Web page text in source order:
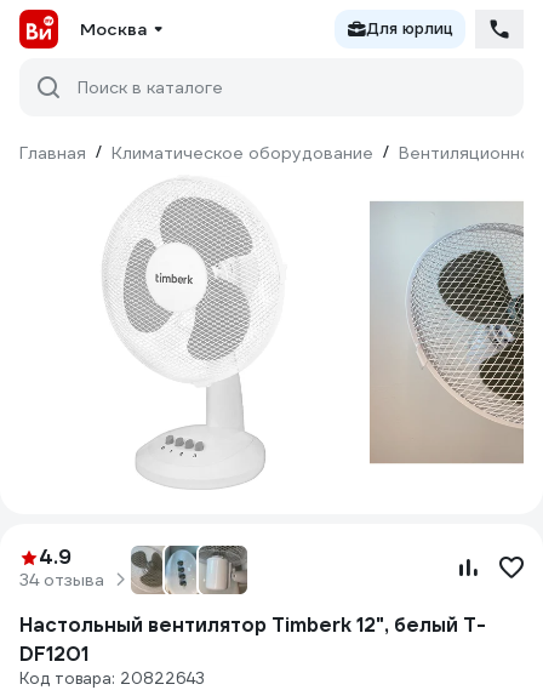
Москва Для юрлиц
Поиск в каталоге
Главная / Климатическое оборудование /
4.9
34 отзыва
Настольный вентилятор Timberk 12", белый T-
DF1201
Код товара: 20822643